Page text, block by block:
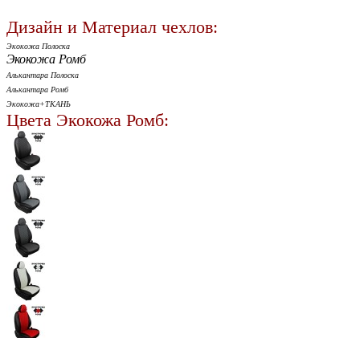
Дизайн и Материал чехлов:
Экокожа Полоска
Экокожа Ромб
Алькантара Полоска
Алькантара Ромб
Экокожа+ТКАНЬ
Цвета Экокожа Ромб: